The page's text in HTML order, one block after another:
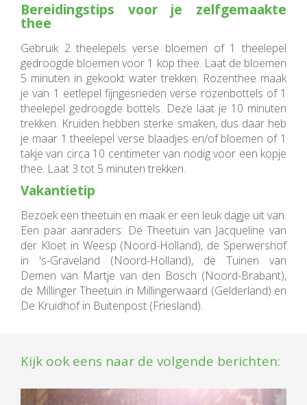
Bereidingstips voor je zelfgemaakte
thee
Gebruik 2 theelepels verse bloemen of 1 theelepel
gedroogde bloemen voor 1 kop thee. Laat de bloemen
5 minuten in gekookt water trekken. Rozenthee maak
je van 1 eetlepel fijngesneden verse rozenbottels of 1
theelepel gedroogde bottels. Deze laat je 10 minuten
trekken. Kruiden hebben sterke smaken, dus daar heb
je maar 1 theelepel verse blaadjes en/of bloemen of 1
takje van circa 10 centimeter van nodig voor een kopje
thee. Laat 3 tot 5 minuten trekken.
Vakantietip
Bezoek een theetuin en maak er een leuk dagje uit van.
Een paar aanraders: De Theetuin van Jacqueline van
der Kloet in Weesp (Noord-Holland), de Sperwershof
in 's-Graveland (Noord-Holland), de Tuinen van
Demen van Martje van den Bosch (Noord-Brabant),
de Millinger Theetuin in Millingerwaard (Gelderland) en
De Kruidhof in Buitenpost (Friesland).
Kijk ook eens naar de volgende berichten: